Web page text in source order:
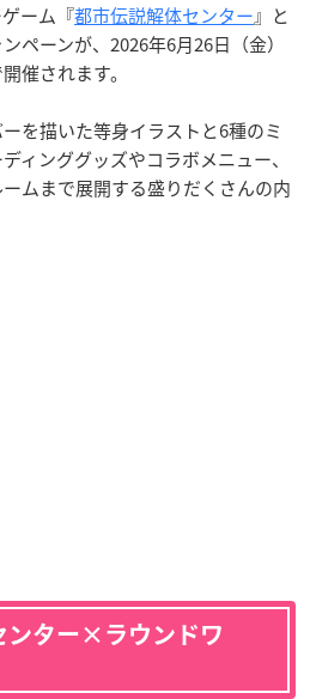
ーム『都市伝説解体センター』と
ペーンが、2026年6月26日（金）
催されます。
を描いた等身イラストと6種のミ
ィンググッズやコラボメニュー、
ムまで展開する盛りだくさんの内
ンター×ラウンドワ